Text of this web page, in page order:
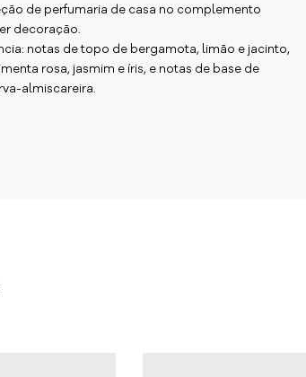
de perfumaria de casa no complemento
decoração.
notas de topo de bergamota, limão e jacinto,
rosa, jasmim e íris, e notas de base de
almiscareira.